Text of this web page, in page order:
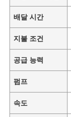
배달 시간
지불 조건
공급 능력
펌프
속도